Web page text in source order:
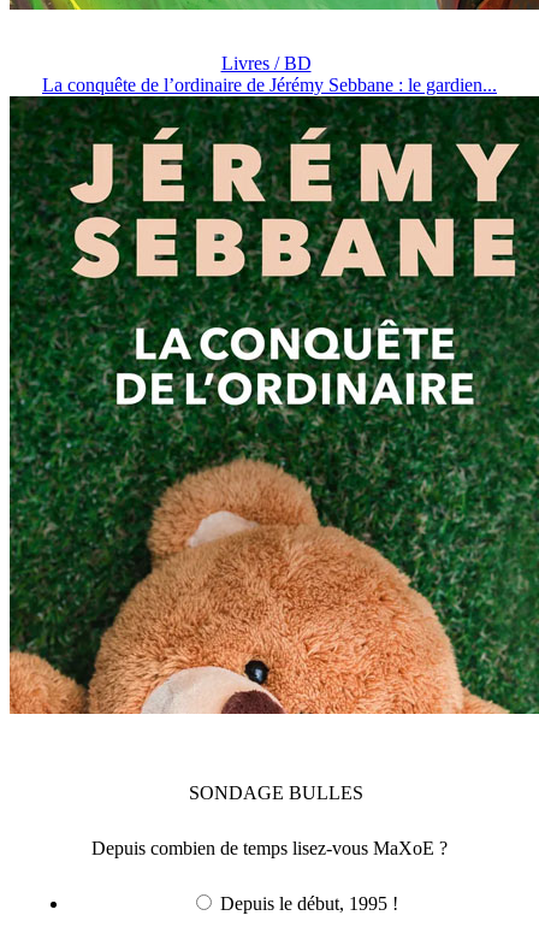
Livres / BD
La conquête de l’ordinaire de Jérémy Sebbane : le gardien...
SONDAGE BULLES
Depuis combien de temps lisez-vous MaXoE ?
Depuis le début, 1995 !